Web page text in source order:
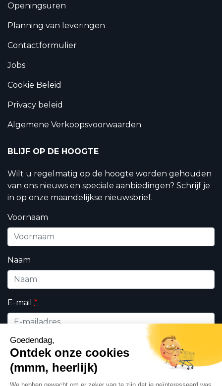
Openingsuren
Planning van leveringen
Contactformulier
Jobs
Cookie Beleid
Privacy beleid
Algemene Verkoopsvoorwaarden
BLIJF OP DE HOOGTE
Wilt u regelmatig op de hoogte worden gehouden
van ons nieuws en speciale aanbiedingen? Schrijf je
in op onze maandelijkse nieuwsbrief.
Voornaam
Naam
E-mail *
Wie bent u ?
Ik geef DHK toestemming om de op dit formulier